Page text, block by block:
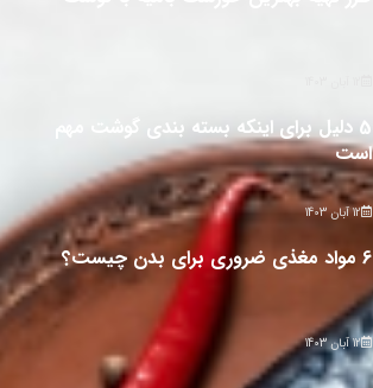
5 دلیل برای اینکه بسته بندی گوشت مهم
است
12 آبان 1403
6 مواد مغذی ضروری برای بدن چیست؟
12 آبان 1403